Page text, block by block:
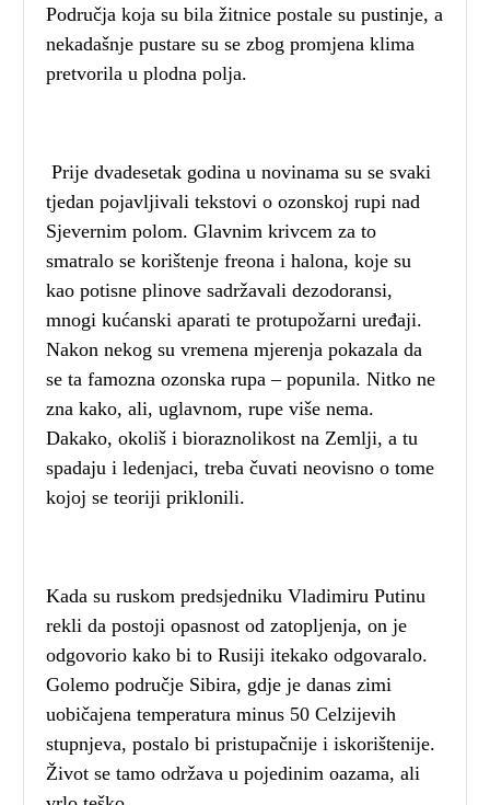
Područja koja su bila žitnice postale su pustinje, a
nekadašnje pustare su se zbog promjena klima
pretvorila u plodna polja.
Prije dvadesetak godina u novinama su se svaki
tjedan pojavljivali tekstovi o ozonskoj rupi nad
Sjevernim polom. Glavnim krivcem za to
smatralo se korištenje freona i halona, koje su
kao potisne plinove sadržavali dezodoransi,
mnogi kućanski aparati te protupožarni uređaji.
Nakon nekog su vremena mjerenja pokazala da
se ta famozna ozonska rupa – popunila. Nitko ne
zna kako, ali, uglavnom, rupe više nema.
Dakako, okoliš i bioraznolikost na Zemlji, a tu
spadaju i ledenjaci, treba čuvati neovisno o tome
kojoj se teoriji priklonili.
Kada su ruskom predsjedniku Vladimiru Putinu
rekli da postoji opasnost od zatopljenja, on je
odgovorio kako bi to Rusiji itekako odgovaralo.
Golemo područje Sibira, gdje je danas zimi
uobičajena temperatura minus 50 Celzijevih
stupnjeva, postalo bi pristupačnije i iskorištenije.
Život se tamo održava u pojedinim oazama, ali